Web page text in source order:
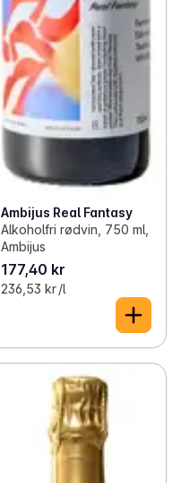
Ambijus Real Fantasy
Alkoholfri rødvin, 750 ml,
Ambijus
177,40 kr
236,53 kr /l